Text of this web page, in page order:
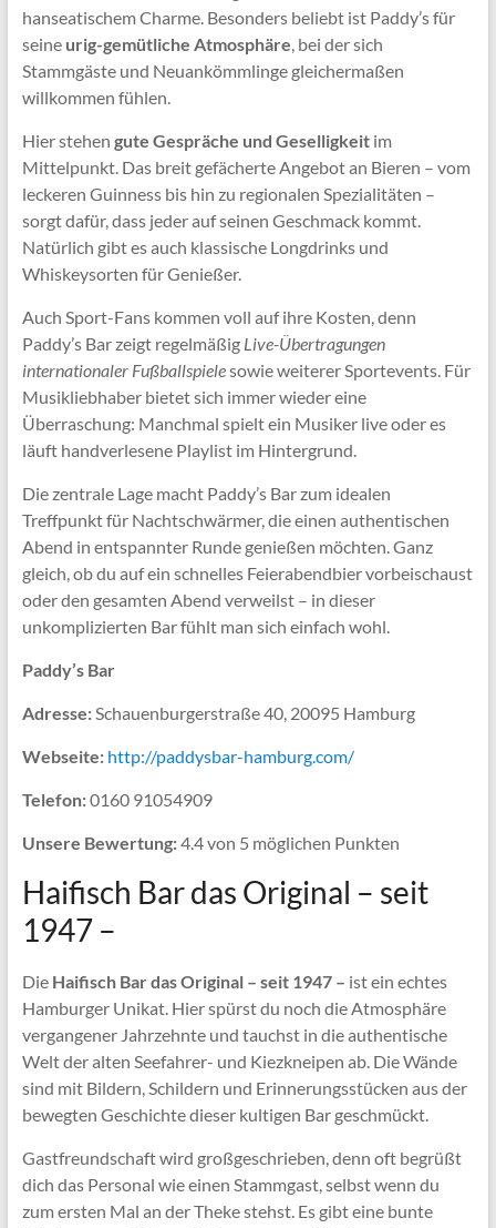
hanseatischem Charme. Besonders beliebt ist Paddy’s für
seine urig-gemütliche Atmosphäre , bei der sich
Stammgäste und Neuankömmlinge gleichermaßen
willkommen fühlen.
Hier stehen gute Gespräche und Geselligkeitim
Mittelpunkt. Das breit gefächerte Angebot an Bieren – vom
leckeren Guinness bis hin zu regionalen Spezialitäten –
sorgt dafür, dass jeder auf seinen Geschmack kommt.
Natürlich gibt es auch klassische Longdrinks und
Whiskeysorten für Genießer.
Auch Sport-Fans kommen voll auf ihre Kosten, denn
Paddy’s Bar zeigt regelmäßig Live-Übertragungen
internationaler Fußballspielesowie weiterer Sportevents. Für
Musikliebhaber bietet sich immer wieder eine
Überraschung: Manchmal spielt ein Musiker live oder es
läuft handverlesene Playlist im Hintergrund.
Die zentrale Lage macht Paddy’s Bar zum idealen
Treffpunkt für Nachtschwärmer, die einen authentischen
Abend in entspannter Runde genießen möchten. Ganz
gleich, ob du auf ein schnelles Feierabendbier vorbeischaust
oder den gesamten Abend verweilst – in dieser
unkomplizierten Bar fühlt man sich einfach wohl.
Paddy’s Bar
Adresse:Schauenburgerstraße 40, 20095 Hamburg
Webseite: http://paddysbar-hamburg.com/
Telefon:0160 91054909
Unsere Bewertung:4.4 von 5 möglichen Punkten
Haifisch Bar das Original – seit
1947 –
Die Haifisch Bar das Original – seit 1947 – ist ein echtes
Hamburger Unikat. Hier spürst du noch die Atmosphäre
vergangener Jahrzehnte und tauchst in die authentische
Welt der alten Seefahrer- und Kiezkneipen ab. Die Wände
sind mit Bildern, Schildern und Erinnerungsstücken aus der
bewegten Geschichte dieser kultigen Bar geschmückt.
Gastfreundschaft wird großgeschrieben, denn oft begrüßt
dich das Personal wie einen Stammgast, selbst wenn du
zum ersten Mal an der Theke stehst. Es gibt eine bunte